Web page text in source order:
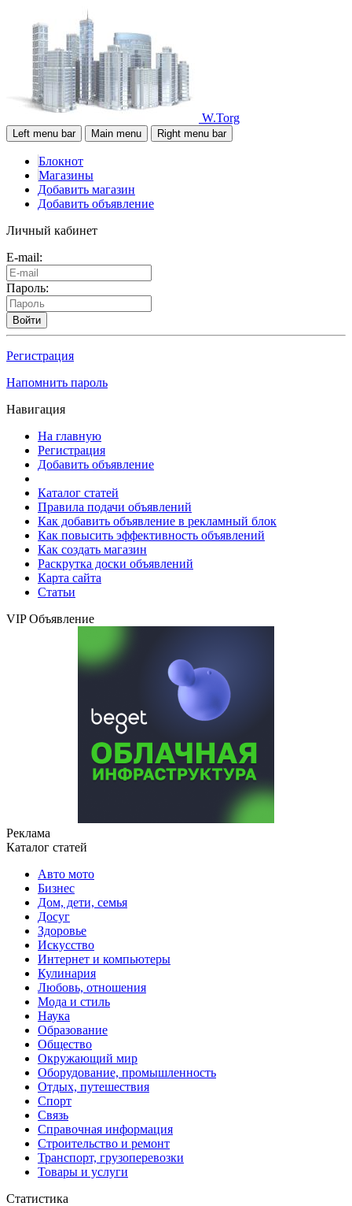
W.Torg
Left menu bar Main menu Right menu bar
Блокнот
Магазины
Добавить магазин
Добавить объявление
Личный кабинет
E-mail:
Пароль:
Войти
Регистрация
Напомнить пароль
Навигация
На главную
Регистрация
Добавить объявление
Каталог статей
Правила подачи объявлений
Как добавить объявление в рекламный блок
Как повысить эффективность объявлений
Как создать магазин
Раскрутка доски объявлений
Карта сайта
Статьи
VIP Объявление
Реклама
Каталог статей
Авто мото
Бизнес
Дом, дети, семья
Досуг
Здоровье
Искусство
Интернет и компьютеры
Кулинария
Любовь, отношения
Мода и стиль
Наука
Образование
Общество
Окружающий мир
Оборудование, промышленность
Отдых, путешествия
Спорт
Связь
Справочная информация
Строительство и ремонт
Транспорт, грузоперевозки
Товары и услуги
Статистика